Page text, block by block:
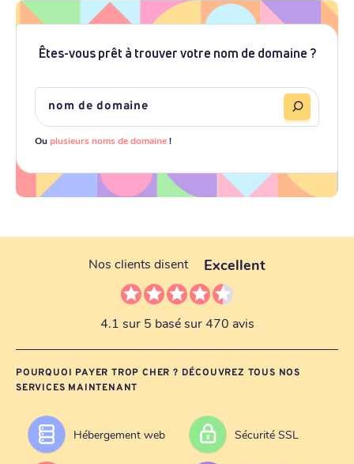
Êtes-vous prêt à trouver votre nom de domaine ?
Ouplusieurs noms de domaine!
Nos clients disent Excellent
4.1 sur 5 basé sur 470 avis
POURQUOI PAYER TROP CHER ? DÉCOUVREZ TOUS NOS
SERVICES MAINTENANT
Hébergement web Sécurité SSL